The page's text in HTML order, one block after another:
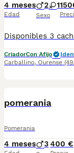
4 meses
Edad
2 1
Sexo
CriadorCon Afijo
Carballino, Ourense
pomerania
Pomerania
4 meses 3 400 €